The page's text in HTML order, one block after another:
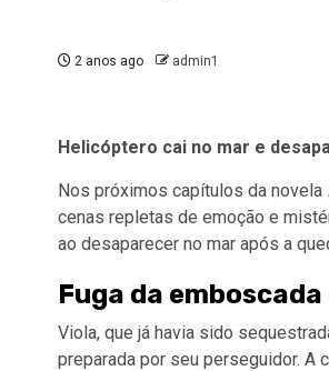
2 anos ago admin1
Helicóptero cai no mar e
Nos próximos capítulos da novela
cenas repletas de emoção e
ao desaparecer no mar após a
Fuga da emboscada
Viola, que já havia sido
preparada por seu perseguidor. A